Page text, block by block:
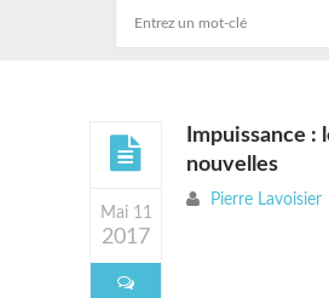
Mai 11
2017
Impuissance :
nouvelles
Pierre Lavoisier